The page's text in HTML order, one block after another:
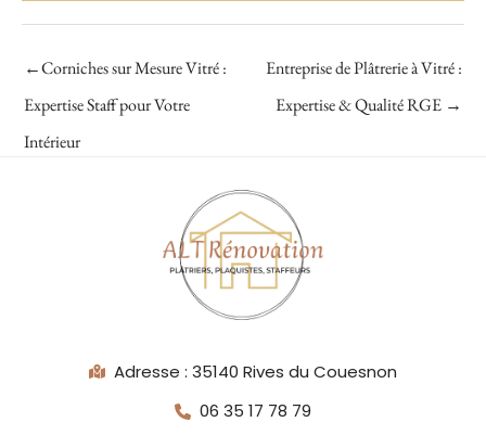
←Corniches sur Mesure Vitré :
Expertise Staff pour Votre
Intérieur
Entreprise de Plâtrerie à Vitré :
Expertise & Qualité RGE →
Adresse : 35140 Rives du Couesnon
06 35 17 78 79